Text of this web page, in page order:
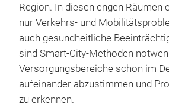
Region. In diesen engen Räumen
nur Verkehrs- und
auch gesundheitliche
sind Smart-City-Methoden
Versorgungsbereiche schon im
aufeinander abzustimmen und
zu erkennen.